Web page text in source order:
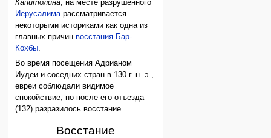
Капитолина , на месте разрушенного
Иерусалима рассматривается
некоторыми историками как одна из
главных причинвосстания Бар-
Кохбы
Во время посещения Адрианом
Иудеи и соседних стран в 130 г. н. э.,
евреи соблюдали видимое
спокойствие, но после его отъезда
(132) разразилось восстание.
Восстание